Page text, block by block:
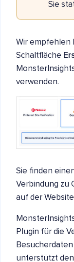
Sie
Wir empfehlen
Schaltfläche
verwenden.
Sie finden
Verbindung zu
auf der
Plugin für die
unterstützt